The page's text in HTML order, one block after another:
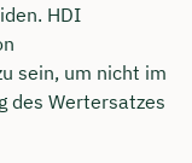
HDI
sein, um nicht im
des Wertersatzes